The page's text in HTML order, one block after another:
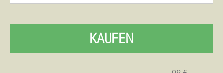
KAUFEN